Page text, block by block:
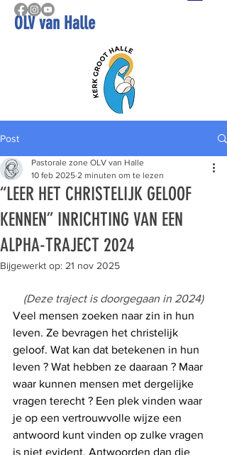
OLV van Halle
Post
“LEER HET CHRISTELIJK GELOOF
KENNEN” INRICHTING VAN EEN
ALPHA-TRAJECT 2024
Pastorale zone OLV van Halle
10 feb 2025 2 minuten om te lezen
Bijgewerkt op: 21 nov 2025
(Deze traject is doorgegaan in 2024)
Veel mensen zoeken naar zin in hun
leven. Ze bevragen het christelijk
geloof. Wat kan dat betekenen in hun
leven ? Wat hebben ze daaraan ? Maar
waar kunnen mensen met dergelijke
vragen terecht ? Een plek vinden waar
je op een vertrouwvolle wijze een
antwoord kunt vinden op zulke vragen
is niet evident. Antwoorden dan die